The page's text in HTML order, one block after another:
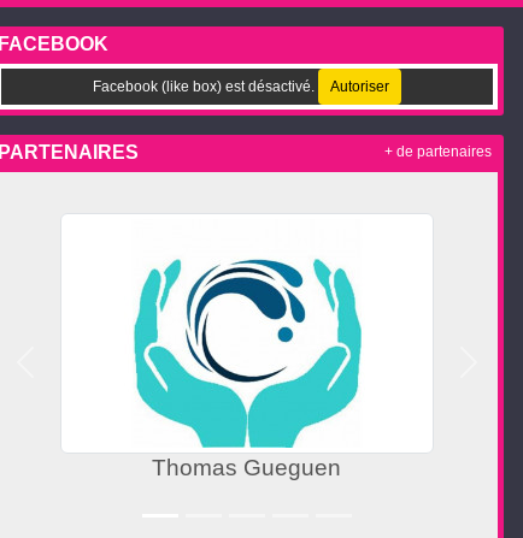
FACEBOOK
Facebook (like box) est désactivé. Autoriser
PARTENAIRES
Thomas Gueguen
+ de partenaires